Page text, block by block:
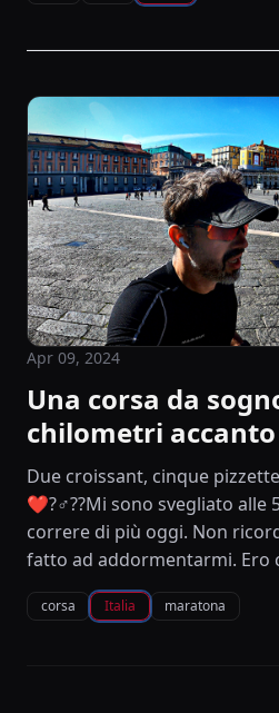
Apr 09, 2024
Una corsa da
chilometri
Due croissant, cinque
❤️?‍♂️??Mi sono svegliato alle
correre di più oggi. Non
fatto ad addormentarmi. Ero
corsa Italia maratona